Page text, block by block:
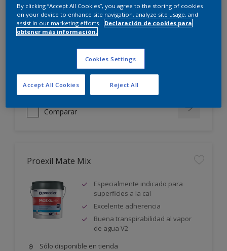
Especialmente indicado para
superficies a la cal
Excelente adherencia
Buena transpirabilidad al vapor
de agua V2
Comparar
Proexil Mate Mix
Especialmente indicado para
superficies a la cal
Excelente adherencia
Buena transpirabilidad al vapor
de agua V2
Sólo disponible en tienda
By clicking “Accept All Cookies”, you agree to the storing of cookies
on your device to enhance site navigation, analyze site usage, and
assist in our marketing efforts.
Declaración de cookies para
obtener más información.
Cookies Settings
Reject All
Accept All Cookies